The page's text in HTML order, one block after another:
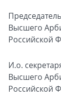
Председатель
Высшего
Российской
И.о.
Высшего
Российской